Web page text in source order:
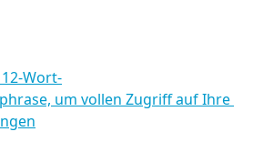
Wort-
um vollen Zugriff auf Ihre